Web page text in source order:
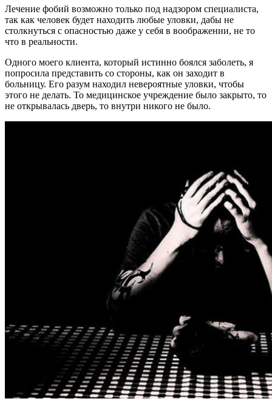
Лечение фобий возможно только под надзором специалиста,
так как человек будет находить любые уловки, дабы не
столкнуться с опасностью даже у себя в воображении, не то
что в реальности.
Одного моего клиента, который истинно боялся заболеть, я
попросила представить со стороны, как он заходит в
больницу. Его разум находил невероятные уловки, чтобы
этого не делать. То медицинское учреждение было закрыто, то
не открывалась дверь, то внутри никого не было.